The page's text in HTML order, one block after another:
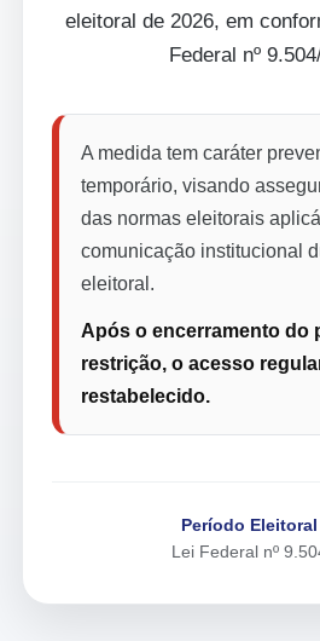
eleitoral de 2026, em
Federal nº
A medida tem caráter
temporário, visando
das normas eleitorais
comunicação institucional
eleitoral.
Após o encerramento do
restrição, o acesso
restabelecido.
Período Eleitoral
Lei Federal nº